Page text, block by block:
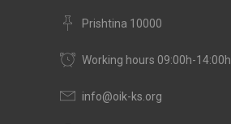
Prishtina 10000
Working hours 09:00h-14:00h
info@oik-ks.org